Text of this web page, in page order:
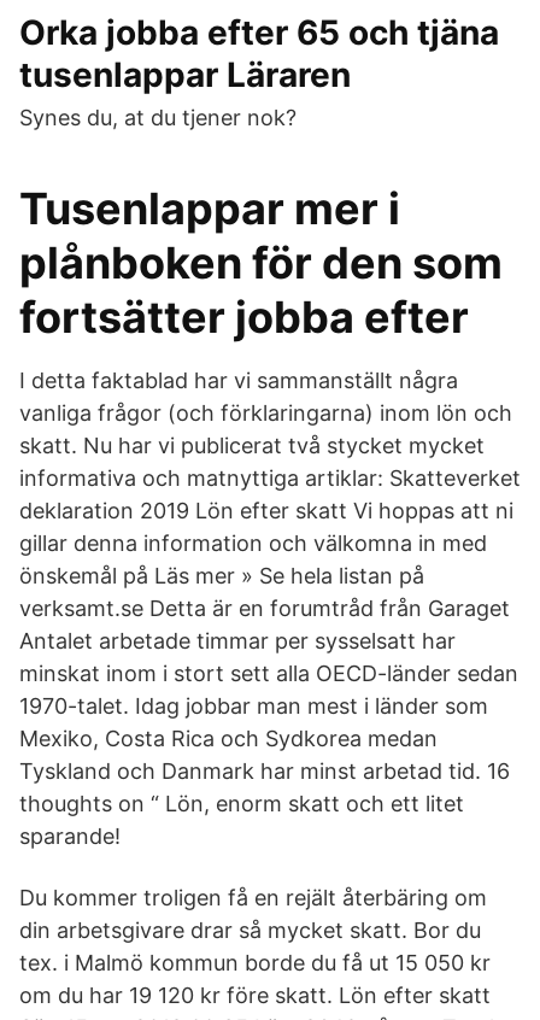
Orka jobba efter 65 och tjäna
tusenlappar Läraren
Synes du, at du tjener nok?
Tusenlappar mer i
plånboken för den som
fortsätter jobba efter
I detta faktablad har vi sammanställt några
vanliga frågor (och förklaringarna) inom lön och
skatt. Nu har vi publicerat två stycket mycket
informativa och matnyttiga artiklar: Skatteverket
deklaration 2019 Lön efter skatt Vi hoppas att ni
gillar denna information och välkomna in med
önskemål på Läs mer » Se hela listan på
verksamt.se Detta är en forumtråd från Garaget
Antalet arbetade timmar per sysselsatt har
minskat inom i stort sett alla OECD-länder sedan
1970-talet. Idag jobbar man mest i länder som
Mexiko, Costa Rica och Sydkorea medan
Tyskland och Danmark har minst arbetad tid. 16
thoughts on “ Lön, enorm skatt och ett litet
sparande!
Du kommer troligen få en rejält återbäring om
din arbetsgivare drar så mycket skatt. Bor du
tex. i Malmö kommun borde du få ut 15 050 kr
om du har 19 120 kr före skatt. Lön efter skatt